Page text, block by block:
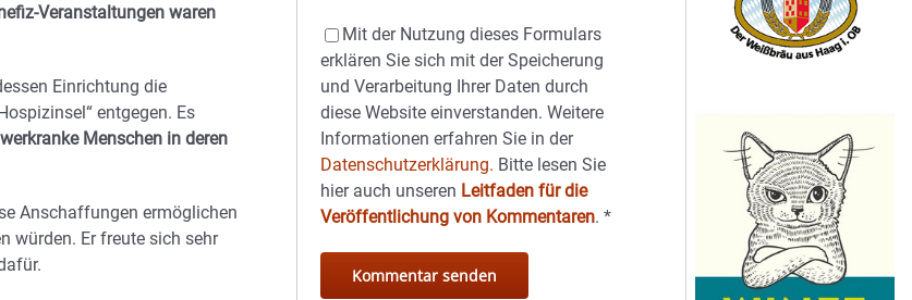
Veranstaltungen waren
Einrichtung die
entgegen. Es
Menschen in deren
Anschaffungen ermöglichen
würden. Er freute sich sehr
Mit der Nutzung dieses Formulars
erklären Sie sich mit der Speicherung
und Verarbeitung Ihrer Daten durch
diese Website einverstanden. Weitere
Informationen erfahren Sie in der
Datenschutzerklärung. Bitte lesen Sie
hier auch unseren Leitfaden für die
Veröffentlichung von Kommentaren.*